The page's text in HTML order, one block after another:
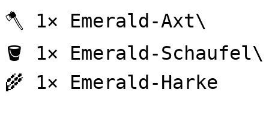
🪓 1× Emerald-Axt\
🪣 1× Emerald-Schaufel\
🌾 1× Emerald-Harke